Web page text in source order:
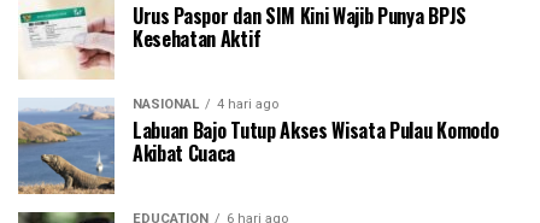
Urus Paspor dan SIM Kini Wajib Punya BPJS
Kesehatan Aktif
NASIONAL 4 hari ago
Labuan Bajo Tutup Akses Wisata Pulau Komodo
Akibat Cuaca
EDUCATION 6 hari ago